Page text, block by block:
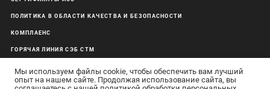
ПОЛИТИКА В ОБЛАСТИ КАЧЕСТВА И БЕЗОПАСНОСТИ
КОМПЛАЕНС
ГОРЯЧАЯ ЛИНИЯ СЭБ СТМ
Мы используем файлы cookie, чтобы обеспечить вам лучший
опыт на нашем сайте. Продолжая использование сайта, вы